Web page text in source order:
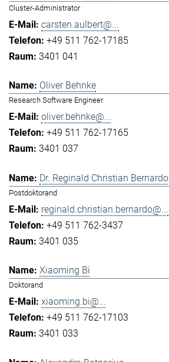
Cluster-Administrator
carsten.aulbert@...
+49 511 762-17185
3401 041
Oliver Behnke
Research Software Engineer
oliver.behnke@...
+49 511 762-17165
3401 037
Dr. Reginald Christian Bernardo
Postdoktorand
reginald.christian.bernardo@...
+49 511 762-3437
3401 035
Xiaoming Bi
Doktorand
xiaoming.bi@...
+49 511 762-17103
3401 033